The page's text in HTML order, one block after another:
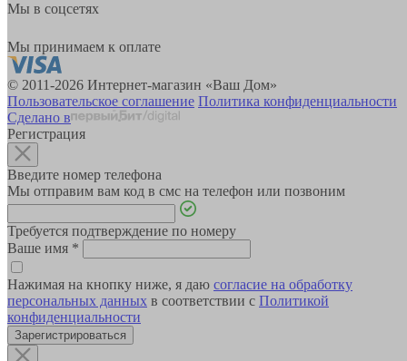
Мы в соцсетях
Мы принимаем к оплате
© 2011-2026 Интернет-магазин «Ваш Дом»
Пользовательское соглашение Политика конфиденциальности
Сделано в
Регистрация
Введите номер телефона
Мы отправим вам код в смс на телефон или позвоним
Требуется подтверждение по номеру
Ваше имя *
Нажимая на кнопку ниже, я даю согласие на обработку
персональных данных в соответствии с Политикой
конфиденциальности
Зарегистрироваться